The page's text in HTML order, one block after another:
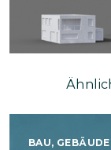
BAU,